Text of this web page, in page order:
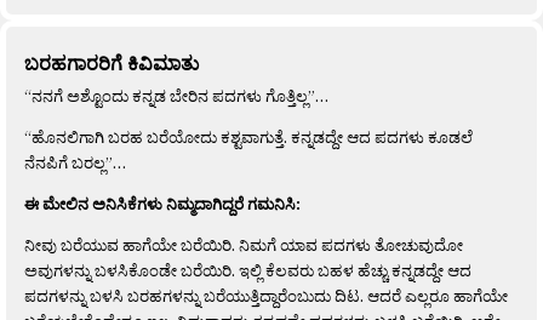
ಬರಹಗಾರರಿಗೆ ಕಿವಿಮಾತು
“ನನಗೆ ಅಶ್ಟೊಂದು ಕನ್ನಡ ಬೇರಿನ ಪದಗಳು ಗೊತ್ತಿಲ್ಲ”…
“ಹೊನಲಿಗಾಗಿ ಬರಹ ಬರೆಯೋದು ಕಶ್ಟವಾಗುತ್ತೆ. ಕನ್ನಡದ್ದೇ ಆದ ಪದಗಳು ಕೂಡಲೆ
ನೆನಪಿಗೆ ಬರಲ್ಲ”…
ಈ ಮೇಲಿನ ಅನಿಸಿಕೆಗಳು ನಿಮ್ಮದಾಗಿದ್ದರೆ ಗಮನಿಸಿ:
ನೀವು ಬರೆಯುವ ಹಾಗೆಯೇ ಬರೆಯಿರಿ. ನಿಮಗೆ ಯಾವ ಪದಗಳು ತೋಚುವುದೋ
ಅವುಗಳನ್ನು ಬಳಸಿಕೊಂಡೇ ಬರೆಯಿರಿ. ಇಲ್ಲಿ ಕೆಲವರು ಬಹಳ ಹೆಚ್ಚು ಕನ್ನಡದ್ದೇ ಆದ
ಪದಗಳನ್ನು ಬಳಸಿ ಬರಹಗಳನ್ನು ಬರೆಯುತ್ತಿದ್ದಾರೆಂಬುದು ದಿಟ. ಆದರೆ ಎಲ್ಲರೂ ಹಾಗೆಯೇ